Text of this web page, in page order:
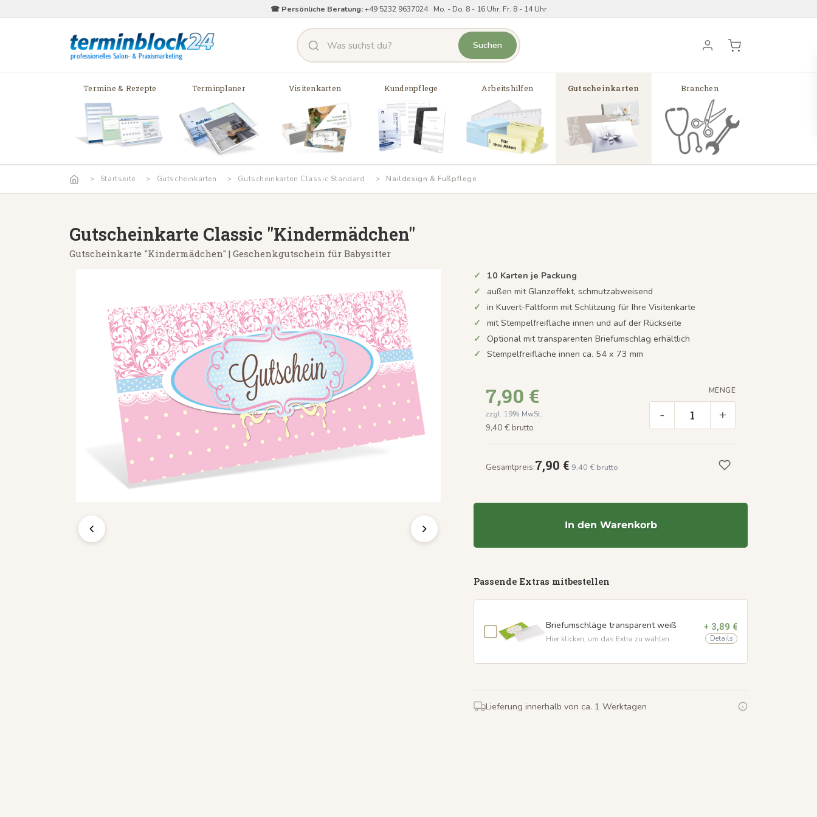
☎ Persönliche Beratung:+49 5232 9637024 Mo. - Do. 8 - 16 Uhr, Fr. 8 - 14 Uhr
Suchen
Termine & Rezepte Terminplaner Visitenkarten Kundenpflege Arbeitshilfen Gutscheinkarten Branchen
Startseite Gutscheinkarten Gutscheinkarten Classic Standard Naildesign & Fußpflege
Gutscheinkarte Classic "Kindermädchen"
Gutscheinkarte "Kindermädchen" | Geschenkgutschein für Babysitter
10 Karten je Packung
außen mit Glanzeffekt, schmutzabweisend
in Kuvert-Faltform mit Schlitzung für Ihre Visitenkarte
mit Stempelfreifläche innen und auf der Rückseite
Optional mit transparenten Briefumschlag erhältlich
Stempelfreifläche innen ca. 54 x 73 mm
7,90 €
zzgl. 19% MwSt.
9,40 € brutto
MENGE
- +
Gesamtpreis:7,90 € 9,40 € brutto
In den Warenkorb
Passende Extras mitbestellen
Briefumschläge transparent weiß
Hier klicken, um das Extra zu wählen
+ 3,89 €
Details
Lieferung innerhalb von ca. 1 Werktagen